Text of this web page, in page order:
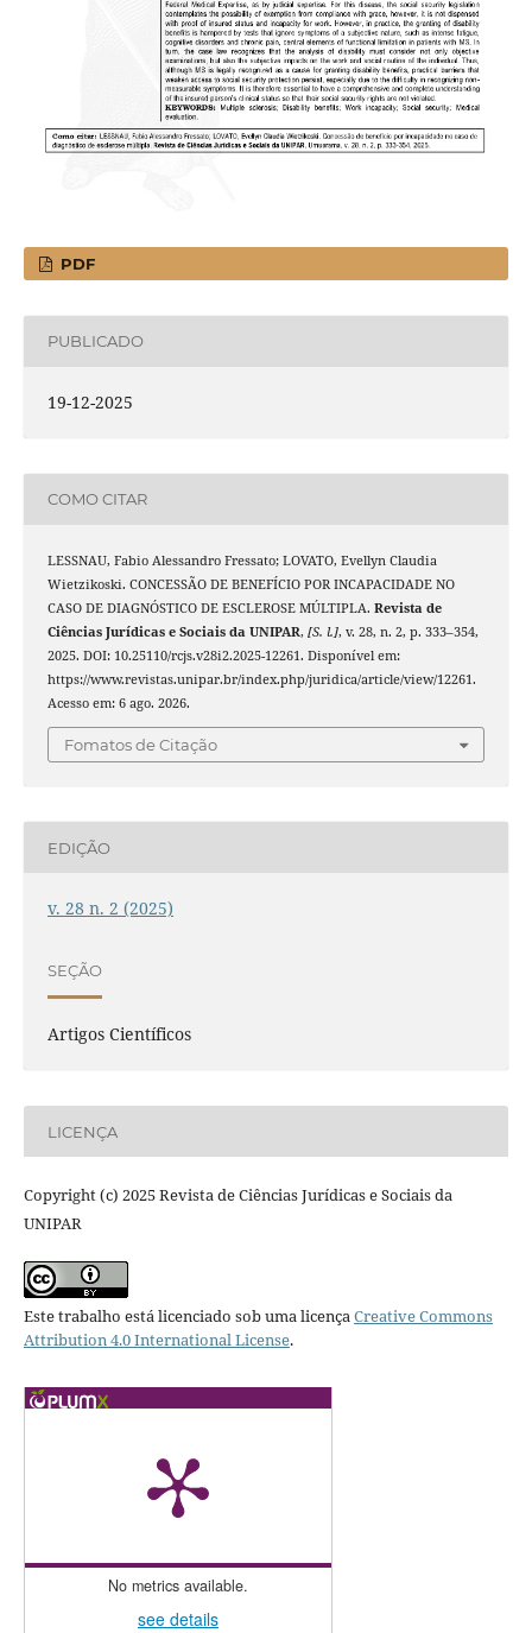
PDF
PUBLICADO
19-12-2025
COMO CITAR
LESSNAU, Fabio Alessandro Fressato; LOVATO, Evellyn Claudia
Wietzikoski. CONCESSÃO DE BENEFÍCIO POR INCAPACIDADE NO
CASO DE DIAGNÓSTICO DE ESCLEROSE MÚLTIPLA. Revista de
Ciências Jurídicas e Sociais da UNIPAR, [S. l.], v. 28, n. 2, p. 333–354,
2025. DOI: 10.25110/rcjs.v28i2.2025-12261. Disponível em:
https://www.revistas.unipar.br/index.php/juridica/article/view/12261.
Acesso em: 6 ago. 2026.
Fomatos de Citação
EDIÇÃO
v. 28 n. 2 (2025)
SEÇÃO
Artigos Científicos
LICENÇA
Copyright (c) 2025 Revista de Ciências Jurídicas e Sociais da
UNIPAR
Este trabalho está licenciado sob uma licençaCreative Commons
Attribution 4.0 International License.
No metrics available.
see details